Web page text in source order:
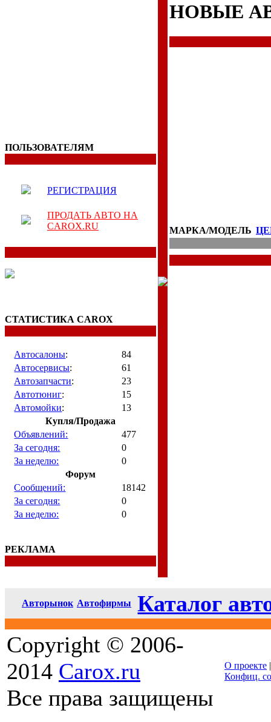
ПОЛЬЗОВАТЕЛЯМ
РЕГИСТРАЦИЯ
ПРОДАТЬ АВТО НА
CAROX.RU
СТАТИСТИКА CAROX
Автосалоны:
84
Автосервисы:
61
Автозапчасти:
23
Автотюниг:
15
Автомойки:
13
Купля/Продажа
Объявлений:
477
За сегодня:
0
За неделю:
0
Форум
Сообщений:
18142
За сегодня:
0
За неделю:
0
РЕКЛАМА
НОВЫЕ
МАРКА/МОДЕЛЬ
Авторынок Автофирмы
Каталог
Copyright © 2006-
2014 Carox.ru
Все права защищены
О проекте
Конфиц.